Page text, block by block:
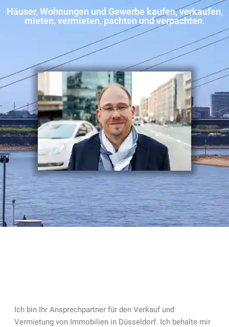
Häuser, Wohnungen und Gewerbe kaufen, verkaufen,
mieten, vermieten, pachten und verpachten.
Ich bin Ihr Ansprechpartner für den Verkauf und
Vermietung von Immobilien in Düsseldorf. Ich behalte mir